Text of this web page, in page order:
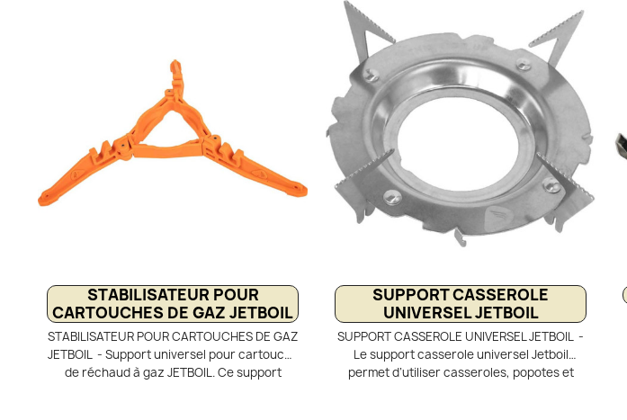
valve filetée norme EN417, dont les systèmes
Jetboil.
garantit une pression stable et une
combustion efficace en montagne.Son
grand format 450 g offre une autonomie
idéale pour les treks et bivouacs longue
durée. Compatible avec les réchauds à
valve filetée norme EN417, elle assure
performance et fiabilité par temps froid.
STABILISATEUR POUR
CARTOUCHES DE GAZ JETBOIL
STABILISATEUR POUR CARTOUCHES DE GAZ
JETBOIL - Support universel pour cartouche
de réchaud à gaz JETBOIL. Ce support
SUPPORT CASSEROLE
UNIVERSEL JETBOIL
SUPPORT CASSEROLE UNIVERSEL JETBOIL -
Le support casserole universel Jetboil
permet d’utiliser casseroles, popotes et